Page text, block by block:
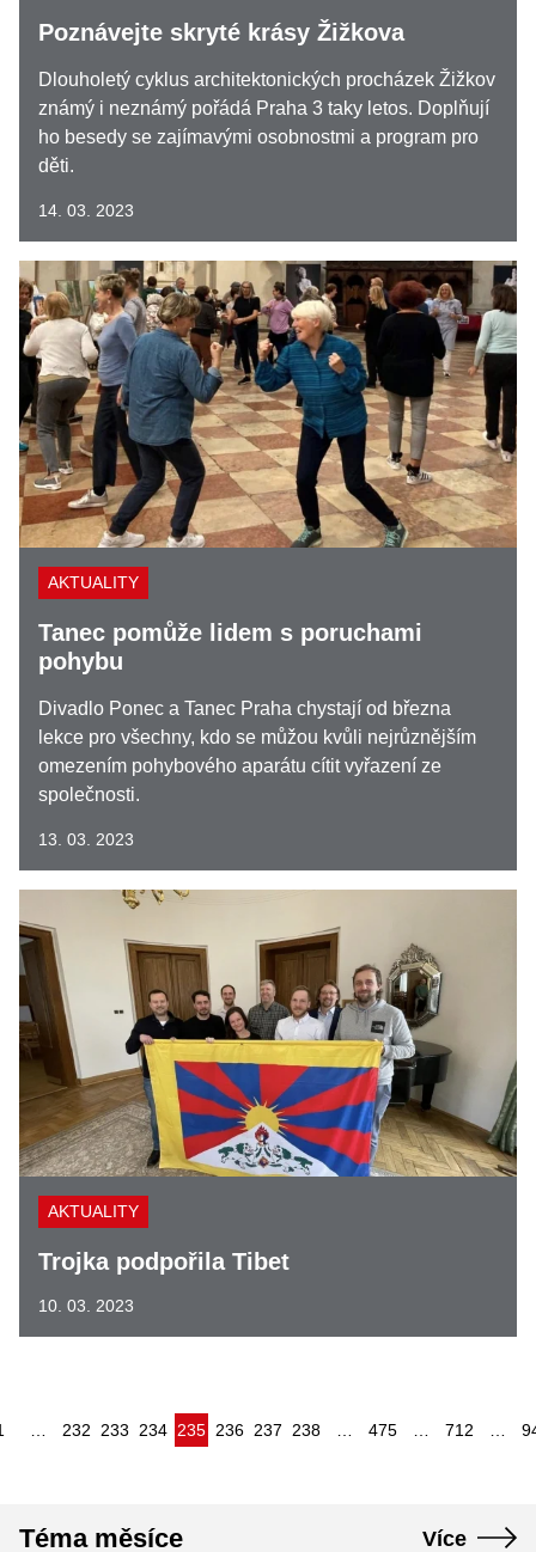
Poznávejte skryté krásy Žižkova
Dlouholetý cyklus architektonických procházek Žižkov
známý i neznámý pořádá Praha 3 taky letos. Doplňují
ho besedy se zajímavými osobnostmi a program pro
děti.
14. 03. 2023
AKTUALITY
Tanec pomůže lidem s poruchami
pohybu
Divadlo Ponec a Tanec Praha chystají od března
lekce pro všechny, kdo se můžou kvůli nejrůznějším
omezením pohybového aparátu cítit vyřazení ze
společnosti.
13. 03. 2023
AKTUALITY
Trojka podpořila Tibet
10. 03. 2023
232 233 234 235
(aktuální)236 237 238 475 712
Téma měsíce Více